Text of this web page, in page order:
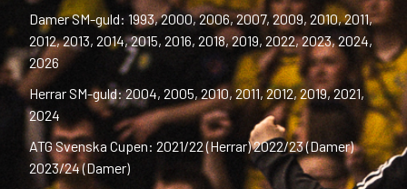
Damer SM-guld: 1993, 2000, 2006, 2007, 2009, 2010, 2011,
2012, 2013, 2014, 2015, 2016, 2018, 2019, 2022, 2023, 2024,
2026
Herrar SM-guld: 2004, 2005, 2010, 2011, 2012, 2019, 2021,
2024
ATG Svenska Cupen: 2021/22 (Herrar) 2022/23 (Damer)
2023/24 (Damer)